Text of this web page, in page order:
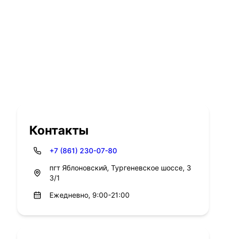
Контакты
+7 (861) 230-07-80
пгт Яблоновский, Тургеневское шоссе, 3
3/1
Ежедневно, 9:00-21:00